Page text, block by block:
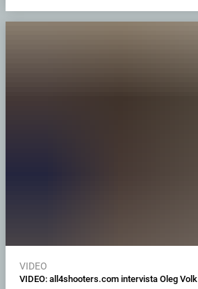
VIDEO
VIDEO: all4shooters.com intervista Oleg Volk